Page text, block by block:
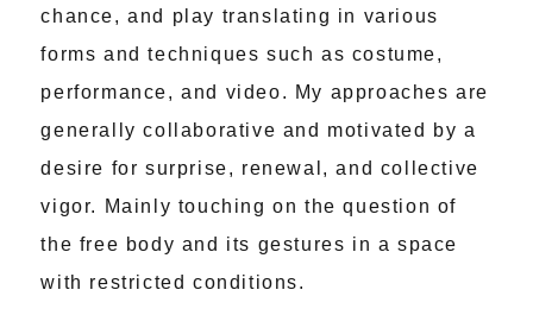
chance, and play translating in various
forms and techniques such as costume,
performance, and video. My approaches are
generally collaborative and motivated by a
desire for surprise, renewal, and collective
vigor. Mainly touching on the question of
the free body and its gestures in a space
with restricted conditions.